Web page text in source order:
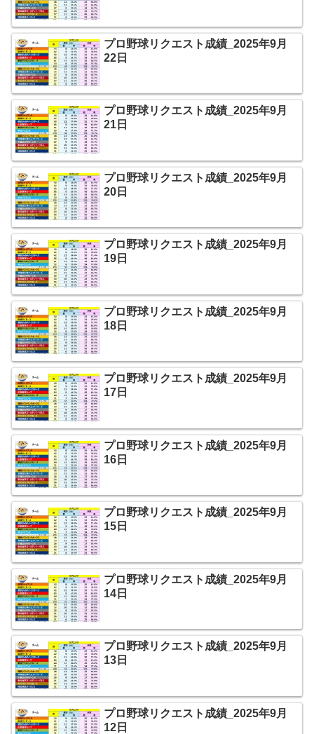
プロ野球リクエスト成績_2025年9月
22日
プロ野球リクエスト成績_2025年9月
21日
プロ野球リクエスト成績_2025年9月
20日
プロ野球リクエスト成績_2025年9月
19日
プロ野球リクエスト成績_2025年9月
18日
プロ野球リクエスト成績_2025年9月
17日
プロ野球リクエスト成績_2025年9月
16日
プロ野球リクエスト成績_2025年9月
15日
プロ野球リクエスト成績_2025年9月
14日
プロ野球リクエスト成績_2025年9月
13日
プロ野球リクエスト成績_2025年9月
12日